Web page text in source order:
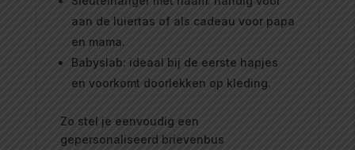
aan de luiertas of als cadeau voor papa
en mama.
Babyslab: ideaal bij de eerste hapjes
en voorkomt doorlekken op kleding.
Zo stel je eenvoudig een
gepersonaliseerd brievenbus